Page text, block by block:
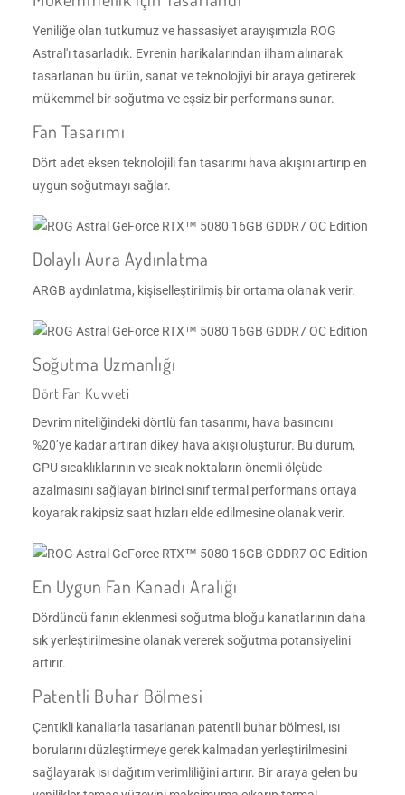
Yeniliğe olan tutkumuz ve hassasiyet arayışımızla ROG
Astral'ı tasarladık. Evrenin harikalarından ilham alınarak
tasarlanan bu ürün, sanat ve teknolojiyi bir araya getirerek
mükemmel bir soğutma ve eşsiz bir performans sunar.
Fan Tasarımı
Dört adet eksen teknolojili fan tasarımı hava akışını artırıp en
uygun soğutmayı sağlar.
Dolaylı Aura Aydınlatma
ARGB aydınlatma, kişiselleştirilmiş bir ortama olanak verir.
Soğutma Uzmanlığı
Dört Fan Kuvveti
Devrim niteliğindeki dörtlü fan tasarımı, hava basıncını
%20’ye kadar artıran dikey hava akışı oluşturur. Bu durum,
GPU sıcaklıklarının ve sıcak noktaların önemli ölçüde
azalmasını sağlayan birinci sınıf termal performans ortaya
koyarak rakipsiz saat hızları elde edilmesine olanak verir.
En Uygun Fan Kanadı Aralığı
Dördüncü fanın eklenmesi soğutma bloğu kanatlarının daha
sık yerleştirilmesine olanak vererek soğutma potansiyelini
artırır.
Patentli Buhar Bölmesi
Çentikli kanallarla tasarlanan patentli buhar bölmesi, ısı
borularını düzleştirmeye gerek kalmadan yerleştirilmesini
sağlayarak ısı dağıtım verimliliğini artırır. Bir araya gelen bu